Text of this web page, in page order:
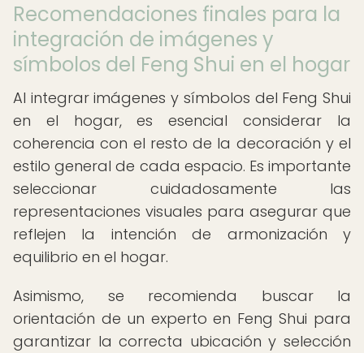
Recomendaciones finales para la
integración de imágenes y
símbolos del Feng Shui en el hogar
Al integrar imágenes y símbolos del Feng Shui
en el hogar, es esencial considerar la
coherencia con el resto de la decoración y el
estilo general de cada espacio. Es importante
seleccionar cuidadosamente las
representaciones visuales para asegurar que
reflejen la intención de armonización y
equilibrio en el hogar.
Asimismo, se recomienda buscar la
orientación de un experto en Feng Shui para
garantizar la correcta ubicación y selección